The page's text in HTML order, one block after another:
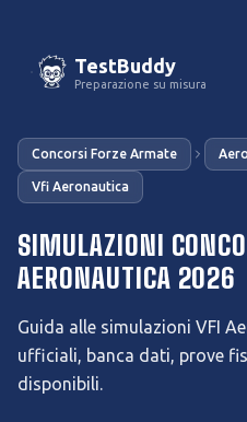
TestBuddy
Preparazione su misura
Concorsi Forze Armate
Vfi Aeronautica
SIMULAZIONI
AERONAUTICA 2026
Guida alle simulazioni VFI
ufficiali, banca dati, prove
disponibili.